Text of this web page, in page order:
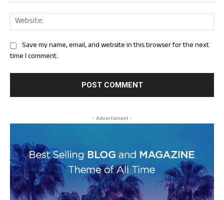
Save my name, email, and website in this browser for the next
time I comment.
- Advertisment -